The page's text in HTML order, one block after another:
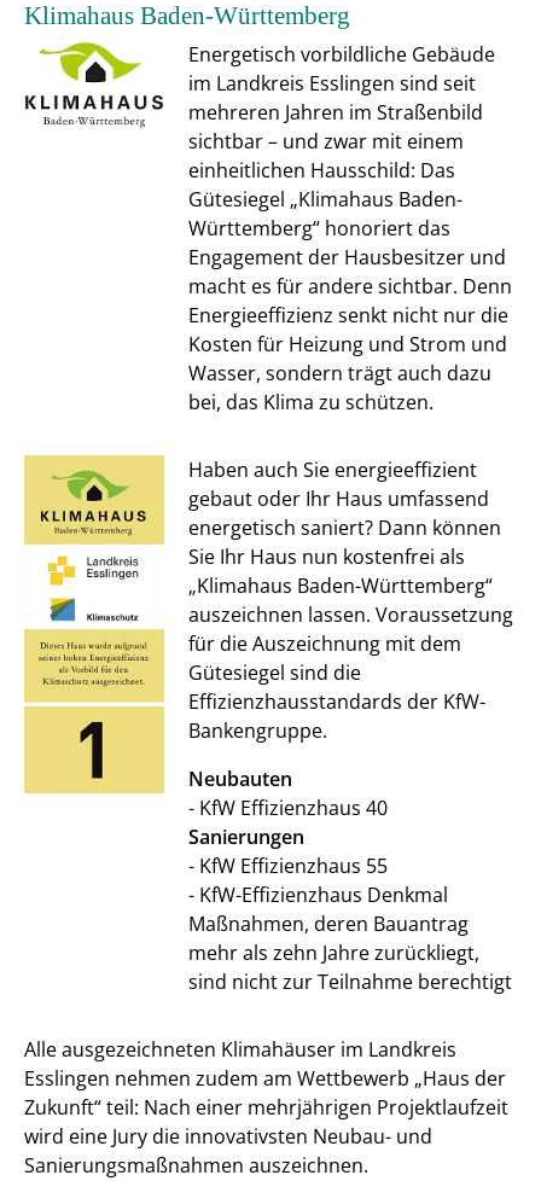
Klimahaus Baden-Württemberg
Energetisch vorbildliche Gebäude
im Landkreis Esslingen sind seit
mehreren Jahren im Straßenbild
sichtbar – und zwar mit einem
einheitlichen Hausschild: Das
Gütesiegel „Klimahaus Baden-
Württemberg“ honoriert das
Engagement der Hausbesitzer und
macht es für andere sichtbar. Denn
Energieeffizienz senkt nicht nur die
Kosten für Heizung und Strom und
Wasser, sondern trägt auch dazu
bei, das Klima zu schützen.
Haben auch Sie energieeffizient
gebaut oder Ihr Haus umfassend
energetisch saniert? Dann können
Sie Ihr Haus nun kostenfrei als
„Klimahaus Baden-Württemberg“
auszeichnen lassen. Voraussetzung
für die Auszeichnung mit dem
Gütesiegel sind die
Effizienzhausstandards der KfW-
Bankengruppe.
Neubauten
- KfW Effizienzhaus 40
Sanierungen
- KfW Effizienzhaus 55
- KfW-Effizienzhaus Denkmal
Maßnahmen, deren Bauantrag
mehr als zehn Jahre zurückliegt,
sind nicht zur Teilnahme berechtigt
Alle ausgezeichneten Klimahäuser im Landkreis
Esslingen nehmen zudem am Wettbewerb „Haus der
Zukunft“ teil: Nach einer mehrjährigen Projektlaufzeit
wird eine Jury die innovativsten Neubau- und
Sanierungsmaßnahmen auszeichnen.